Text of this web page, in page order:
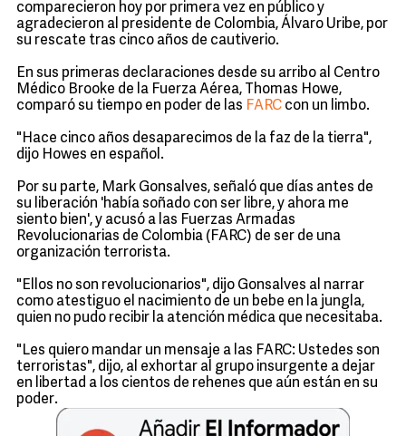
comparecieron hoy por primera vez en público y
agradecieron al presidente de Colombia, Álvaro Uribe, por
su rescate tras cinco años de cautiverio.
En sus primeras declaraciones desde su arribo al Centro
Médico Brooke de la Fuerza Aérea, Thomas Howe,
comparó su tiempo en poder de las FARC con un limbo.
"Hace cinco años desaparecimos de la faz de la tierra",
dijo Howes en español.
Por su parte, Mark Gonsalves, señaló que días antes de
su liberación 'había soñado con ser libre, y ahora me
siento bien', y acusó a las Fuerzas Armadas
Revolucionarias de Colombia (FARC) de ser de una
organización terrorista.
"Ellos no son revolucionarios", dijo Gonsalves al narrar
como atestiguo el nacimiento de un bebe en la jungla,
quien no pudo recibir la atención médica que necesitaba.
"Les quiero mandar un mensaje a las FARC: Ustedes son
terroristas", dijo, al exhortar al grupo insurgente a dejar
en libertad a los cientos de rehenes que aún están en su
poder.